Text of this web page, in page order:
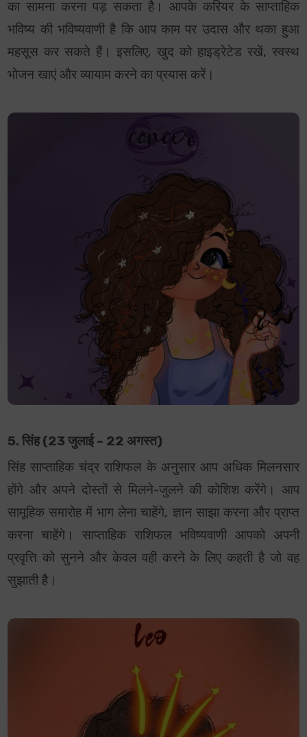
का सामना करना पड़ सकता है। आपके करियर के साप्ताहिक
भविष्य की भविष्यवाणी है कि आप काम पर उदास और थका हुआ
महसूस कर सकते हैं। इसलिए, खुद को हाइड्रेटेड रखें, स्वस्थ
भोजन खाएं और व्यायाम करने का प्रयास करें।
5. सिंह (23 जुलाई – 22 अगस्त)
सिंह साप्ताहिक चंद्र राशिफल के अनुसार आप अधिक मिलनसार
होंगे और अपने दोस्तों से मिलने-जुलने की कोशिश करेंगे। आप
सामूहिक समारोह में भाग लेना चाहेंगे, ज्ञान साझा करना और प्राप्त
करना चाहेंगे। साप्ताहिक राशिफल भविष्यवाणी आपको अपनी
प्रवृत्ति को सुनने और केवल वही करने के लिए कहती है जो वह
सुझाती है।